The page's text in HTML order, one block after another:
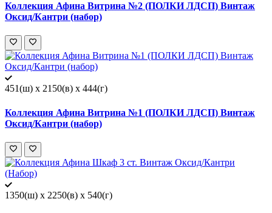
Коллекция Афина Витрина №2 (ПОЛКИ ЛДСП) Винтаж
Оксид/Кантри (набор)
451(ш) x 2150(в) x 444(г)
Коллекция Афина Витрина №1 (ПОЛКИ ЛДСП) Винтаж
Оксид/Кантри (набор)
1350(ш) x 2250(в) x 540(г)